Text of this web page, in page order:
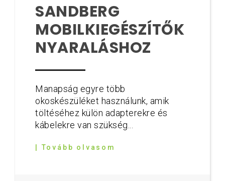
SANDBERG
MOBILKIEGÉSZÍTŐK
NYARALÁSHOZ
Manapság egyre több
okoskészüléket használunk, amik
töltéséhez külön adapterekre és
kábelekre van szükség...
| Tovább olvasom